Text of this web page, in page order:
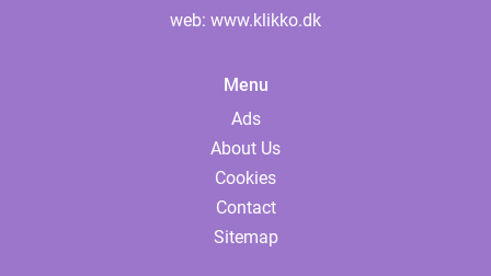
web: www.klikko.dk
Menu
Ads
About Us
Cookies
Contact
Sitemap